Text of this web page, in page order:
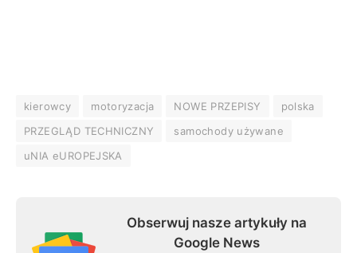
kierowcy motoryzacja NOWE PRZEPISY
polska
PRZEGLĄD TECHNICZNY
samochody używane
uNIA eUROPEJSKA
Obserwuj nasze artykuły na
Google News